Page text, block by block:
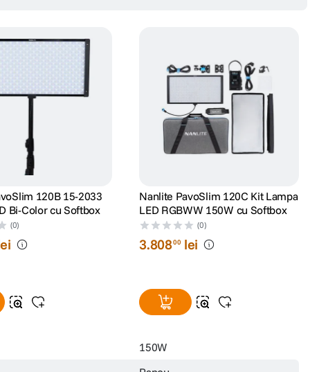
120B 15-2033
Bi-Color cu Softbox
(0)
Nanlite PavoSlim 120C Kit Lampa
LED RGBWW 150W cu Softbox
(0)
3.80800 lei
150W